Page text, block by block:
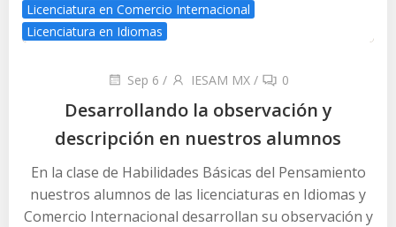
Licenciatura en Comercio Internacional
Licenciatura en Idiomas
Sep 6 / IESAM MX / 0
Desarrollando la observación y
descripción en nuestros alumnos
En la clase de Habilidades Básicas del Pensamiento
nuestros alumnos de las licenciaturas en Idiomas y
Comercio Internacional desarrollan su observación y